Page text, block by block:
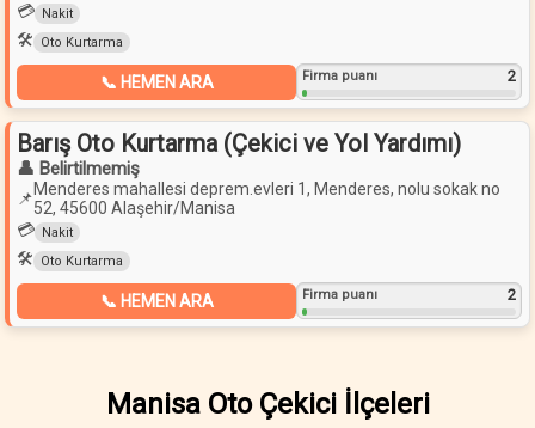
💳 Nakit
🛠️ Oto Kurtarma
📞 HEMEN ARA Firma puanı 2
Barış Oto Kurtarma (Çekici ve Yol Yardımı)
👤 Belirtilmemiş
📌Menderes mahallesi deprem.evleri 1, Menderes, nolu sokak no
52, 45600 Alaşehir/Manisa
💳 Nakit
🛠️ Oto Kurtarma
📞 HEMEN ARA Firma puanı 2
Manisa Oto Çekici İlçeleri